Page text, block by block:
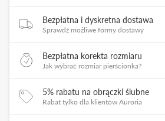
Bezpłatna i dyskretna dostawa
Sprawdź możliwe formy dostawy
Bezpłatna korekta rozmiaru
Jak wybrać rozmiar pierścionka?
5% rabatu na obrączki ślubne
Rabat tylko dla klientów Auroria